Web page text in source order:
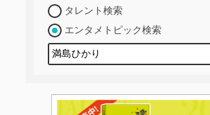
タレント検索
エンタメトピック検索